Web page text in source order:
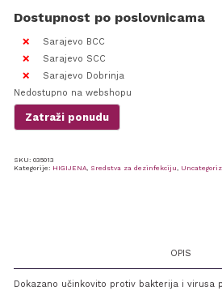
Dostupnost po poslovnicama
Sarajevo BCC
Sarajevo SCC
Sarajevo Dobrinja
Nedostupno na webshopu
Zatraži ponudu
SKU: 035013
Kategorije: HIGIJENA, Sredstva za dezinfekciju
OPIS
Dokazano učinkovito protiv bakterija i virusa